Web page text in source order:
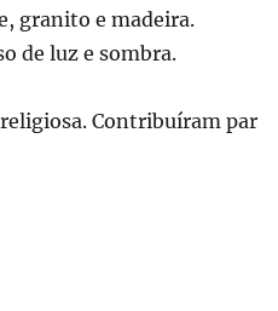
granito e madeira.
de luz e sombra.
Contribuíram par